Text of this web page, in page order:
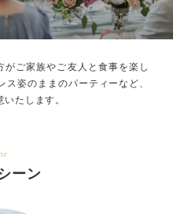
がご家族やご友人と食事を楽し
ス姿のままのパーティーなど、
たします。
ーン